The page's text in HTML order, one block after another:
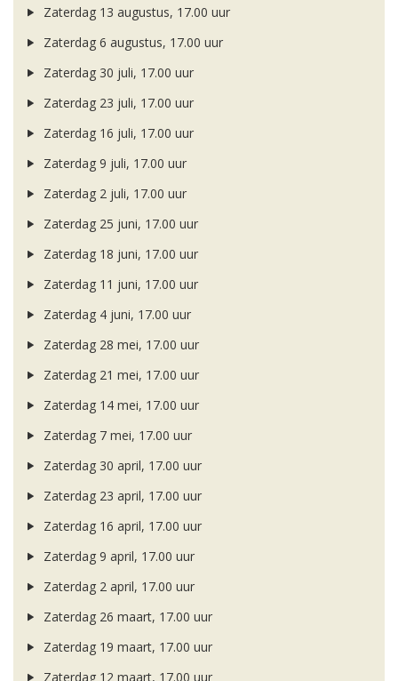
Zaterdag 13 augustus, 17.00 uur
Zaterdag 6 augustus, 17.00 uur
Zaterdag 30 juli, 17.00 uur
Zaterdag 23 juli, 17.00 uur
Zaterdag 16 juli, 17.00 uur
Zaterdag 9 juli, 17.00 uur
Zaterdag 2 juli, 17.00 uur
Zaterdag 25 juni, 17.00 uur
Zaterdag 18 juni, 17.00 uur
Zaterdag 11 juni, 17.00 uur
Zaterdag 4 juni, 17.00 uur
Zaterdag 28 mei, 17.00 uur
Zaterdag 21 mei, 17.00 uur
Zaterdag 14 mei, 17.00 uur
Zaterdag 7 mei, 17.00 uur
Zaterdag 30 april, 17.00 uur
Zaterdag 23 april, 17.00 uur
Zaterdag 16 april, 17.00 uur
Zaterdag 9 april, 17.00 uur
Zaterdag 2 april, 17.00 uur
Zaterdag 26 maart, 17.00 uur
Zaterdag 19 maart, 17.00 uur
Zaterdag 12 maart, 17.00 uur